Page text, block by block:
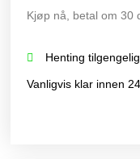
Kjøp nå, betal om 30
Henting
Vanligvis klar innen